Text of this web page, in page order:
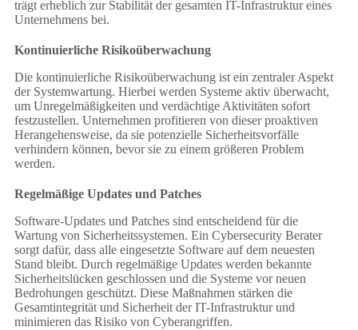
trägt erheblich zur Stabilität der gesamten IT-Infrastruktur eines
Unternehmens bei.
Kontinuierliche Risikoüberwachung
Die kontinuierliche Risikoüberwachung ist ein zentraler Aspekt
der Systemwartung. Hierbei werden Systeme aktiv überwacht,
um Unregelmäßigkeiten und verdächtige Aktivitäten sofort
festzustellen. Unternehmen profitieren von dieser proaktiven
Herangehensweise, da sie potenzielle Sicherheitsvorfälle
verhindern können, bevor sie zu einem größeren Problem
werden.
Regelmäßige Updates und Patches
Software-Updates und Patches sind entscheidend für die
Wartung von Sicherheitssystemen. Ein Cybersecurity Berater
sorgt dafür, dass alle eingesetzte Software auf dem neuesten
Stand bleibt. Durch regelmäßige Updates werden bekannte
Sicherheitslücken geschlossen und die Systeme vor neuen
Bedrohungen geschützt. Diese Maßnahmen stärken die
Gesamtintegrität und Sicherheit der IT-Infrastruktur und
minimieren das Risiko von Cyberangriffen.